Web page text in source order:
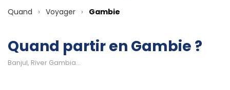
Quand Voyager Gambie
Quand partir en Gambie ?
Banjul, River Gambia...